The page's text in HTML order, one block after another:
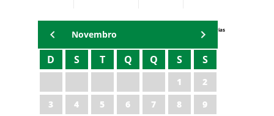
Agenda Secretárias
Novembro
D S T Q Q S S
1
2
3
4 5 6 7 8
9